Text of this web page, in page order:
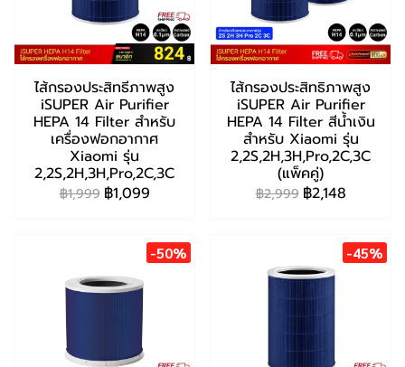
ไส้กรองประสิทธีภาพสูง
iSUPER Air Purifier
HEPA 14 Filter สำหรับ
เครื่องฟอกอากาศ
Xiaomi รุ่น
2,2S,2H,3H,Pro,2C,3C
฿1,999 ฿1,099
ไส้กรองประสิทธิภาพสูง
iSUPER Air Purifier
HEPA 14 Filter สีน้ำเงิน
สำหรับ Xiaomi รุ่น
2,2S,2H,3H,Pro,2C,3C
(แพ็คคู่)
฿2,999 ฿2,148
-50% -45%